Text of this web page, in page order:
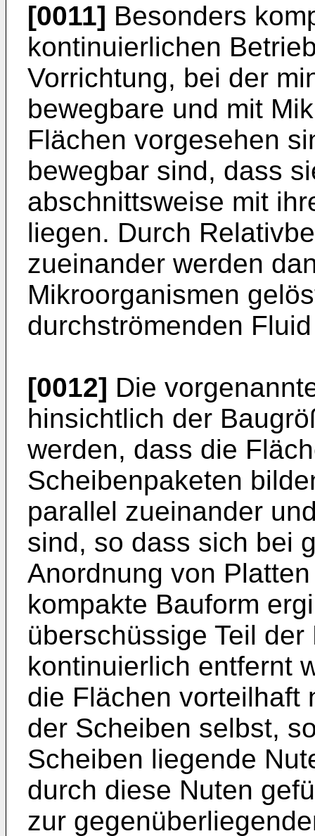
[0011] Besonders
kontinuierlichen
Vorrichtung, bei der
bewegbare und mit
Flächen vorgesehen
bewegbar sind, dass
abschnittsweise mit
liegen. Durch
zueinander werden
Mikroorganismen
durchströmenden
[0012] Die
hinsichtlich der
werden, dass die
Scheibenpaketen
parallel zueinander
sind, so dass sich bei
Anordnung von
kompakte Bauform
überschüssige Teil
kontinuierlich entfernt
die Flächen vorteilhaft
der Scheiben selbst,
Scheiben liegende
durch diese Nuten
zur